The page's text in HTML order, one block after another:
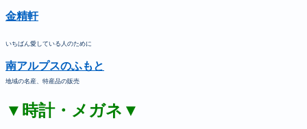
金精軒
いちばん愛している人のために
南アルプスのふもと
地域の名産、特産品の販売
▼時計・メガネ▼